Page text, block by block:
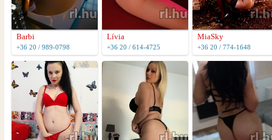
Barbi
+36 20 / 989-0798
Lívia
+36 20 / 614-4725
MiaSky
+36 20 / 774-1648